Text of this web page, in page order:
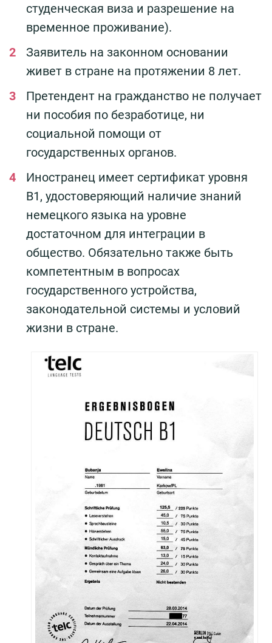
студенческая виза и разрешение на
временное проживание).
Заявитель на законном основании
живет в стране на протяжении 8 лет.
Претендент на гражданство не получает
ни пособия по безработице, ни
социальной помощи от
государственных органов.
Иностранец имеет сертификат уровня
В1, удостоверяющий наличие знаний
немецкого языка на уровне
достаточном для интеграции в
общество. Обязательно также быть
компетентным в вопросах
государственного устройства,
законодательной системы и условий
жизни в стране.